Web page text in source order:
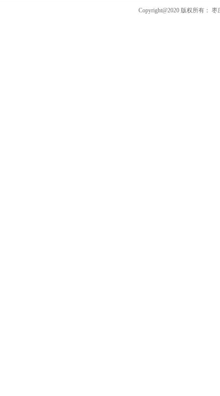
Copyright@2020 版权所有